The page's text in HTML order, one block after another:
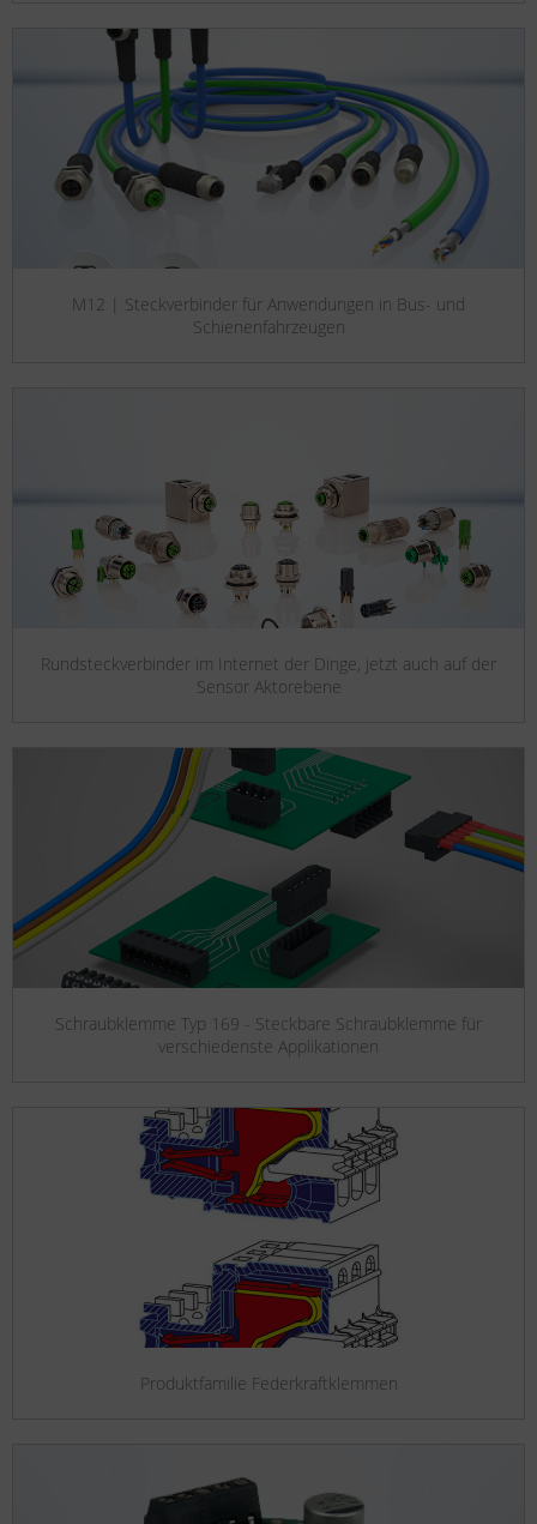
M12 | Steckverbinder für Anwendungen in Bus- und
Schienenfahrzeugen
Rundsteckverbinder im Internet der Dinge, jetzt auch auf der
Sensor Aktorebene
Schraubklemme Typ 169 - Steckbare Schraubklemme für
verschiedenste Applikationen
Produktfamilie Federkraftklemmen